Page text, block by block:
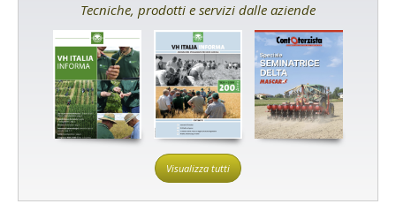
Tecniche, prodotti e servizi dalle aziende
Visualizza tutti